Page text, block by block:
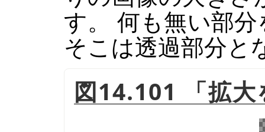
す。 何も無い部
そこは透過部分と
図14.101
「拡大